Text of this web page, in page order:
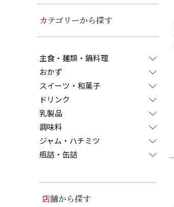
カテゴリーから探す
主食・麺類・鍋料理
おかず
スイーツ・和菓子
ドリンク
乳製品
調味料
ジャム・ハチミツ
瓶詰・缶詰
店舗から探す